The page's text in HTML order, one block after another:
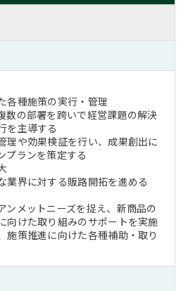
各種施策の実行・管理
数の部署を跨いで経営課題の解決
を主導する
理や効果検証を行い、成果創出に
プランを策定する
業界に対する販路開拓を進める
ンメットニーズを捉え、新商品の
向けた取り組みのサポートを実施
施策推進に向けた各種補助・取り